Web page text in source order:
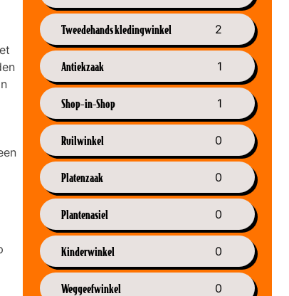
Tweedehands kledingwinkel 2
Antiekzaak 1
Shop-in-Shop 1
Ruilwinkel 0
Platenzaak 0
Plantenasiel 0
Kinderwinkel 0
Weggeefwinkel 0